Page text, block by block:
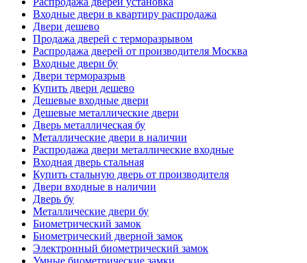
Входные двери в квартиру распродажа
Двери дешево
Продажа дверей с терморазрывом
Распродажа дверей от производителя Москва
Входные двери бу
Двери терморазрыв
Купить двери дешево
Дешевые входные двери
Дешевые металлические двери
Дверь металлическая бу
Металлические двери в наличии
Распродажа двери металлические входные
Входная дверь стальная
Купить стальную дверь от производителя
Двери входные в наличии
Дверь бу
Металлические двери бу
Биометрический замок
Биометрический дверной замок
Электронный биометрический замок
Умные биометрические замки